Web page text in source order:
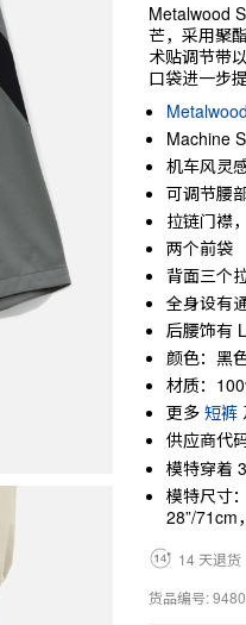
Metalwood
芒，采用聚
术贴调节带
口袋进一步
Machine
机车风灵
可调节腰
拉链门襟
两个前袋
背面三个
全身设有
后腰饰有
颜色：黑
材质：
更多 短裤
供应商代
模特穿着
模特尺寸
28”/71cm
14 天退货
货品编号: